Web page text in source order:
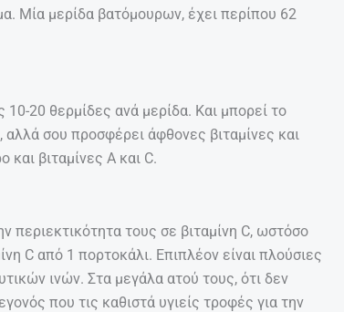
Μία μερίδα βατόμουρων, έχει περίπου 62
10-20 θερμίδες ανά μερίδα. Και μπορεί το
σου προσφέρει άφθονες βιταμίνες και
βιταμίνες Α και C.
περιεκτικότητα τους σε βιταμίνη C, ωστόσο
C από 1 πορτοκάλι. Επιπλέον είναι πλούσιες
ινών. Στα μεγάλα ατού τους, ότι δεν
που τις καθιστά υγιείς τροφές για την